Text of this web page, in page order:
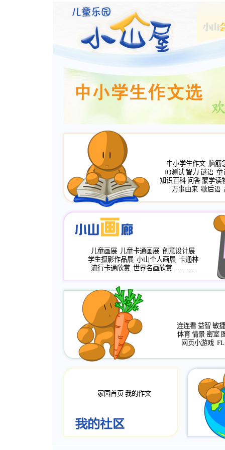
中小学生作文 脑筋
IQ测试 智力 谜语 童
知识百科 问答 蒙学读
万事由来 歇后语
儿童画展 儿童卡通画展 创意设计展
学生摄影作品展 小山个人画展 卡通林
流行卡通欣赏 世界名画欣赏 ………
连连看 益智 敏捷
体育 情景 密室
网页小游戏
家园首页 我的作文